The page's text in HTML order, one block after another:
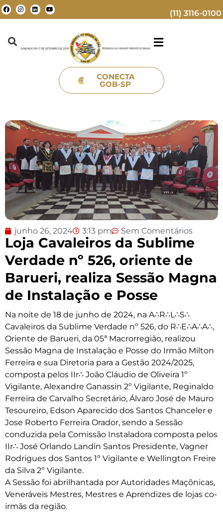
(11) 3116-0100
CONECTA
GOB-SP
junho 26, 2024 3:13 pm Sem Comentários
Loja Cavaleiros da Sublime
Verdade nº 526, oriente de
Barueri, realiza Sessão Magna
de Instalação e Posse
Na noite de 18 de junho de 2024, na A∴R∴L∴S∴
Cavaleiros da Sublime Verdade nº 526, do R∴E∴A∴A∴,
Oriente de Barueri, da 05ª Macrorregião, realizou
Sessão Magna de Instalação e Posse do Irmão Milton
Ferreira e sua Diretoria para a Gestão 2024/2025,
composta pelos IIr∴ João Cláudio de Oliveira 1º
Vigilante, Alexandre Ganassin 2º Vigilante, Reginaldo
Ferreira de Carvalho Secretário, Álvaro José de Mauro
Tesoureiro, Edson Aparecido dos Santos Chanceler e
Jose Roberto Ferreira Orador, sendo a Sessão
conduzida pela Comissão Instaladora composta pelos
IIr∴ José Orlando Landin Santos Presidente, Vagner
Rodrigues dos Santos 1º Vigilante e Wellington Freire
da Silva 2º Vigilante.
A Sessão foi abrilhantada por Autoridades Maçônicas,
Veneráveis Mestres, Mestres e Aprendizes de lojas co-
irmãs da região.